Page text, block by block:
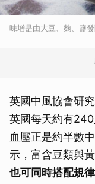
味增是由大豆、麴、鹽
英國中風協會研
英國每天約有
血壓正是約半數
示，富含豆類與
也可同時搭配規